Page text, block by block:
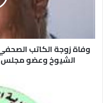
وفاة زوجة الكاتب
الشيوخ وعضو مجلس